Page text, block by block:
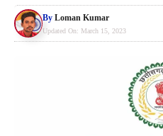
By Loman Kumar
Updated On: March 15, 2023